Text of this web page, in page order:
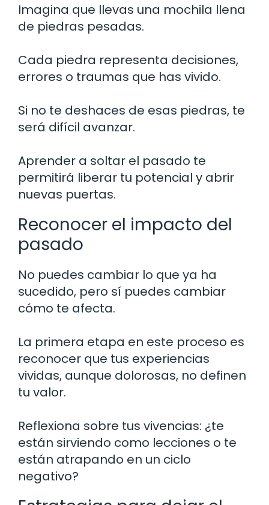
Imagina que llevas una mochila llena
de piedras pesadas.
Cada piedra representa decisiones,
errores o traumas que has vivido.
Si no te deshaces de esas piedras, te
será difícil avanzar.
Aprender a soltar el pasado te
permitirá liberar tu potencial y abrir
nuevas puertas.
Reconocer el impacto del
pasado
No puedes cambiar lo que ya ha
sucedido, pero sí puedes cambiar
cómo te afecta.
La primera etapa en este proceso es
reconocer que tus experiencias
vividas, aunque dolorosas, no definen
tu valor.
Reflexiona sobre tus vivencias: ¿te
están sirviendo como lecciones o te
están atrapando en un ciclo
negativo?